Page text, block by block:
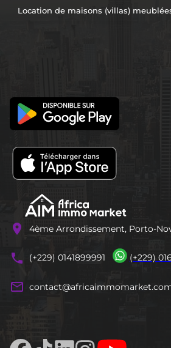
Location de maisons (villas)
location_on 4ème Arrondissement, Porto-
phones(+229) 0141899991 (+229)
mail_outline